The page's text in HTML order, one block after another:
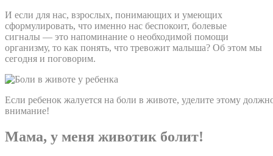
И если для нас, взрослых, понимающих и умеющих
сформулировать, что именно нас беспокоит, болевые
сигналы — это напоминание о необходимой помощи
организму, то как понять, что тревожит малыша? Об этом мы
сегодня и поговорим.
Если ребенок жалуется на боли в животе, уделите этому
внимание!
Мама, у меня животик болит!